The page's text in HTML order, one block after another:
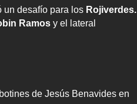
un desafío para los Rojiverdes.
Ramos y el lateral
de Jesús Benavides en